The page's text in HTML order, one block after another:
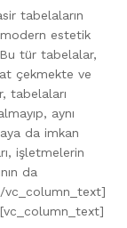
tabelaların
modern estetik
Bu tür tabelalar,
çekmekte ve
tabelaları
aynı
da imkan
işletmelerin
da
vc_column_text]